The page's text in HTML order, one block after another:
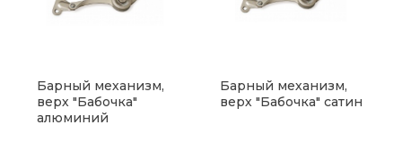
Барный механизм,
верх "Бабочка"
алюминий
Барный механизм,
верх "Бабочка" сатин